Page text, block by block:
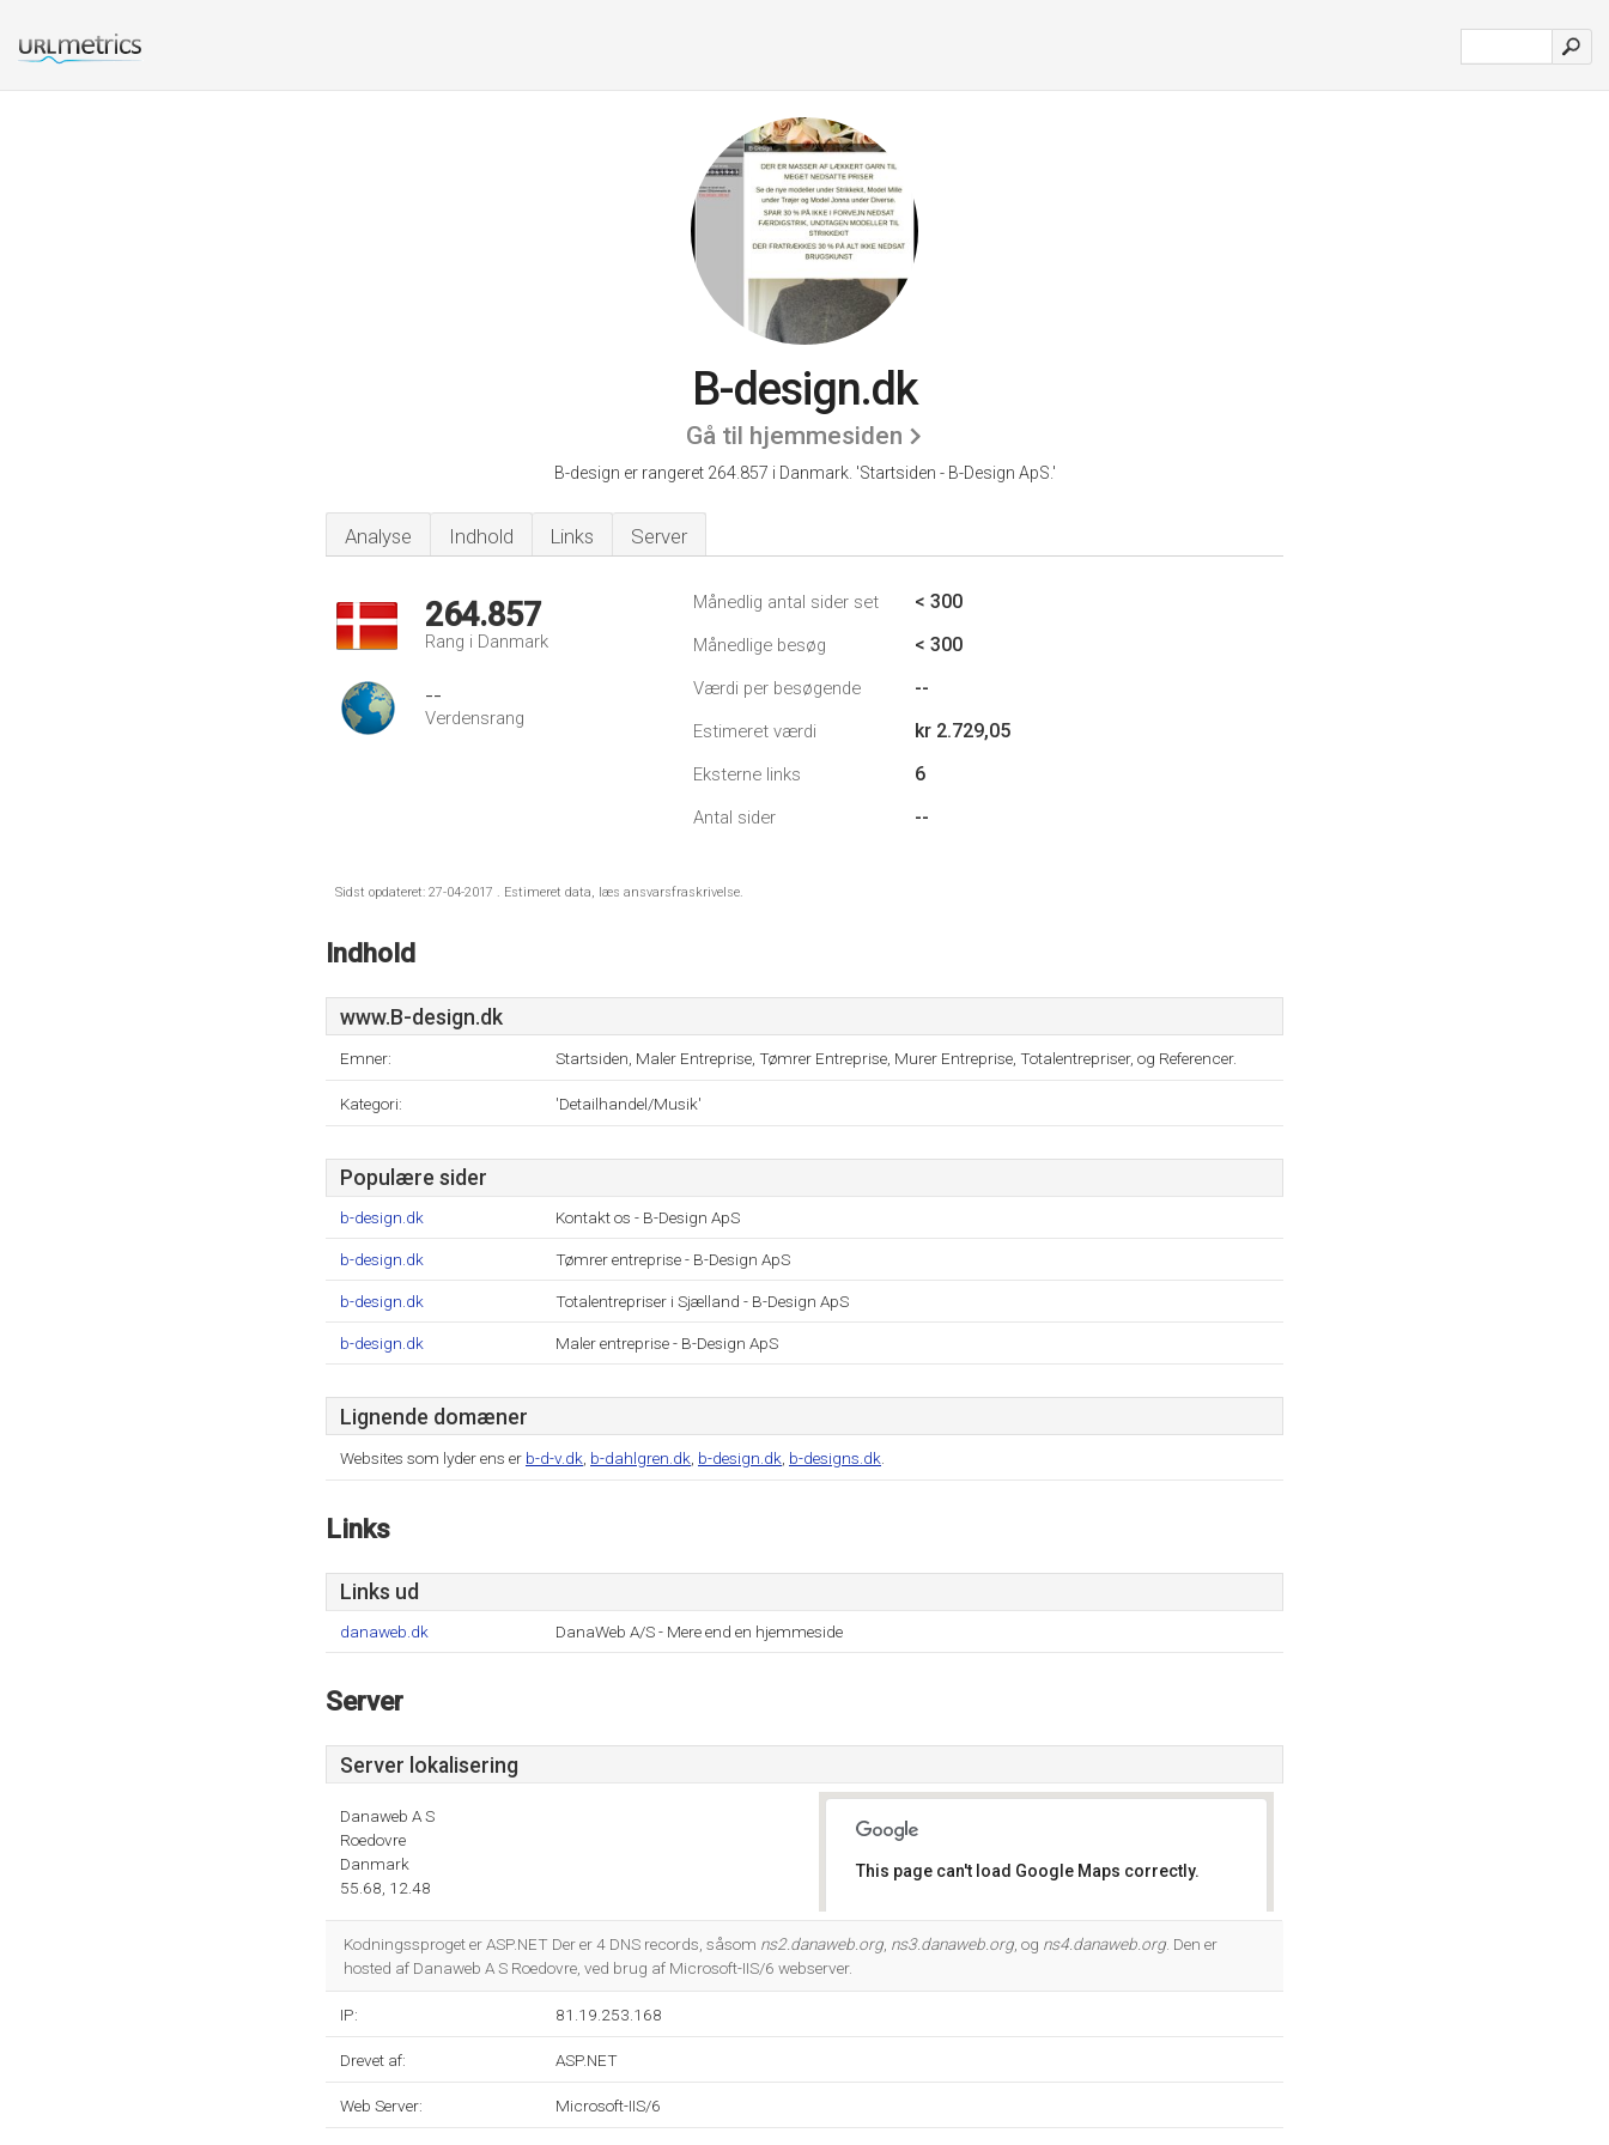
B-design.dk
Gå til hjemmesiden
B-design er rangeret 264.857 i Danmark. 'Startsiden - B-Design ApS.'
Analyse Indhold Links Server
264.857
Rang i Danmark
--
Verdensrang
Månedlig antal sider set < 300
Månedlige besøg < 300
Værdi per besøgende --
Estimeret værdi kr 2.729,05
Eksterne links 6
Antal sider --
Sidst opdateret: 27-04-2017 . Estimeret data, læs ansvarsfraskrivelse.
Indhold
www.B-design.dk
Emner: Startsiden, Maler Entreprise, Tømrer Entreprise, Murer Entreprise, Totalentrepriser, og Referencer.
Kategori: 'Detailhandel/Musik'
Populære sider
b-design.dk Kontakt os - B-Design ApS
b-design.dk Tømrer entreprise - B-Design ApS
b-design.dk Totalentrepriser i Sjælland - B-Design ApS
b-design.dk Maler entreprise - B-Design ApS
Lignende domæner
Websites som lyder ens er b-d-v.dk b-dahlgren.dk b-design.dk b-designs.dk
Links
Links ud
danaweb.dk DanaWeb A/S - Mere end en hjemmeside
Server
Server lokalisering
Danaweb A S
Roedovre
Danmark
55.68, 12.48
This page can't load Google Maps correctly.
Kodningssproget er ASP.NET Der er 4 DNS records, såsom ns2.danaweb.org ns3.danaweb.org , og ns4.danaweb.org . Den er
hosted af Danaweb A S Roedovre, ved brug af Microsoft-IIS/6 webserver.
IP: 81.19.253.168
Drevet af: ASP.NET
Web Server: Microsoft-IIS/6